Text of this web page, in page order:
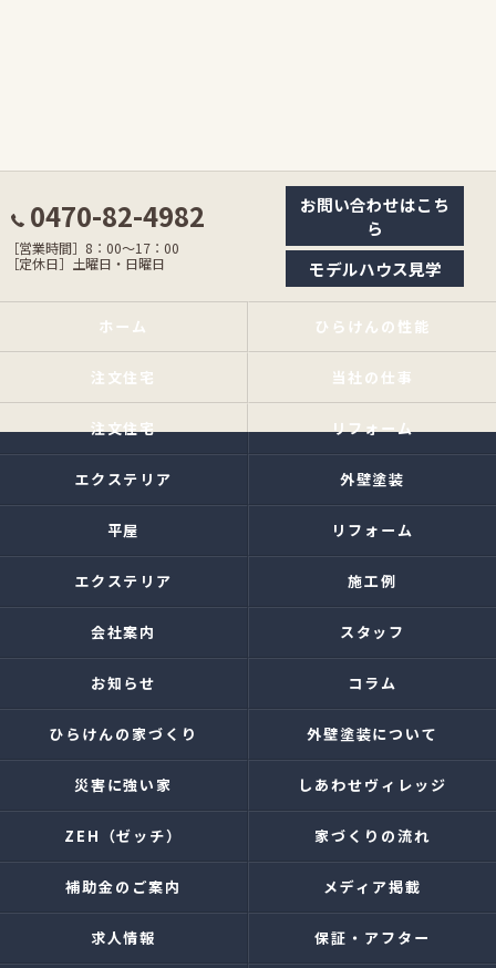
0470-82-4982
［営業時間］8：00〜17：00
［定休日］土曜日・日曜日
お問い合わせはこち
ら
モデルハウス見学
ホーム ひらけんの性能
注文住宅 当社の仕事
注文住宅 リフォーム
エクステリア 外壁塗装
平屋 リフォーム
エクステリア 施工例
会社案内 スタッフ
お知らせ コラム
ひらけんの家づくり 外壁塗装について
災害に強い家 しあわせヴィレッジ
ZEH（ゼッチ） 家づくりの流れ
補助金のご案内 メディア掲載
求人情報 保証・アフター